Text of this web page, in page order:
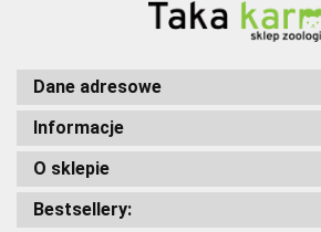
Dane adresowe
Informacje
O sklepie
Bestsellery: